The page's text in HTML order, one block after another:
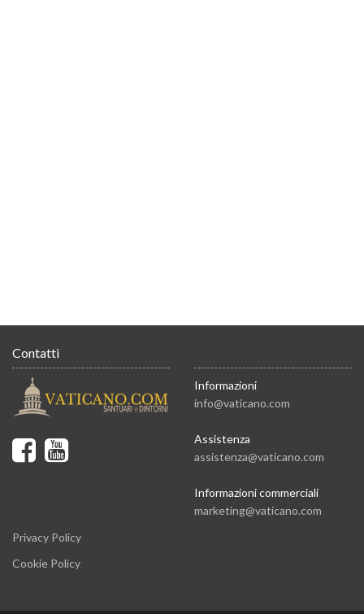
Contatti
Informazioni
info@vaticano.com
Assistenza
assistenza@vaticano.com
Informazioni commerciali
marketing@vaticano.com
Privacy Policy
Cookie Policy